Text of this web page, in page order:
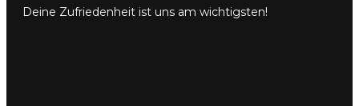
Deine Zufriedenheit ist uns am wichtigsten!